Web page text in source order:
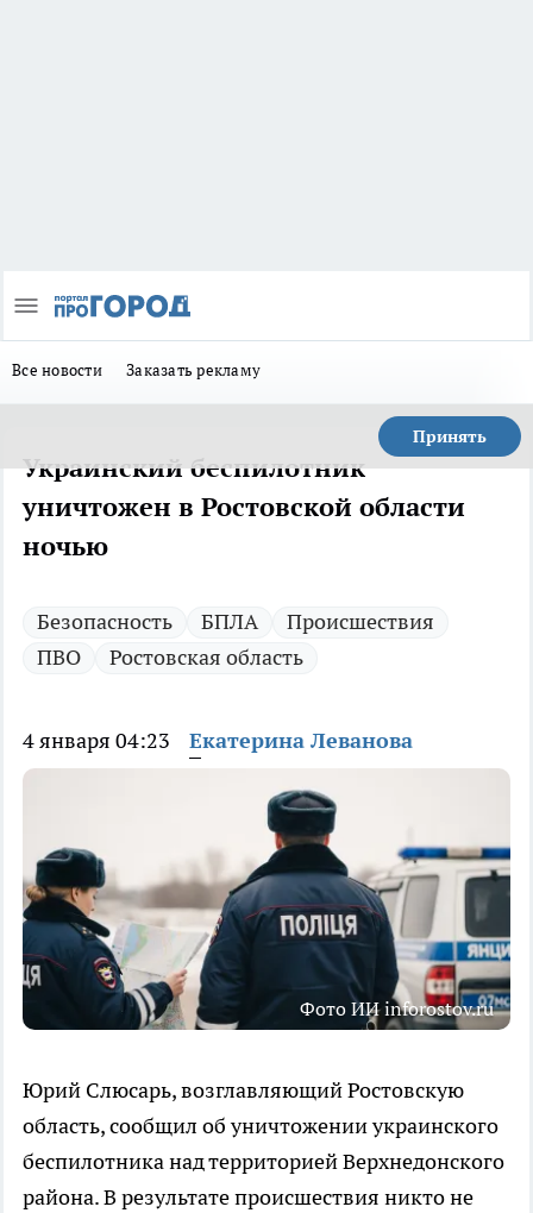
Все новости Заказать рекламу
Принять
Украинский беспилотник
уничтожен в Ростовской области
ночью
Безопасность БПЛА
Происшествия
ПВО
Ростовская область
4 января 04:23 Екатерина Леванова
Фото ИИ inforostov.ru
Юрий Слюсарь, возглавляющий Ростовскую
область, сообщил об уничтожении украинского
беспилотника над территорией Верхнедонского
района. В результате происшествия никто не